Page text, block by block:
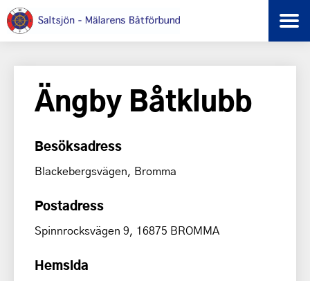
Ängby Båtklubb
Besöksadress
Blackebergsvägen, Bromma
Postadress
Spinnrocksvägen 9, 16875 BROMMA
Hemsida